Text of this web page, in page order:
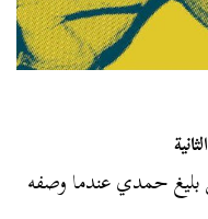
بليغ حمدي عندما وصفه